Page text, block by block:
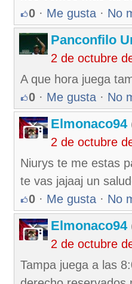
0 · Me gusta · No
Panconfilo
2 de octubre
A que hora juega
0 · Me gusta · No
Elmonaco94
2 de octubre
Niurys te me estas
te vas jajaaj un
0 · Me gusta · No
Elmonaco94
2 de octubre
Tampa juega a las